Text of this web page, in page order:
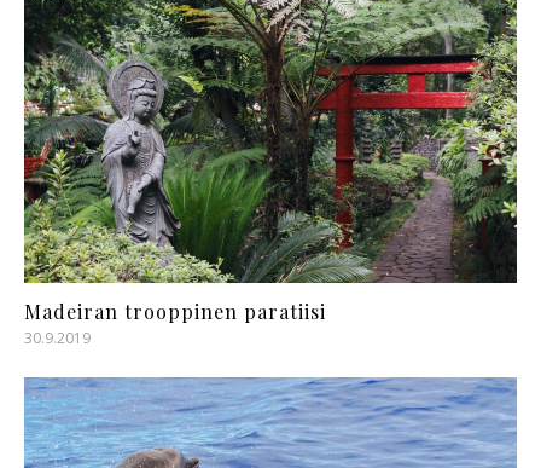
Madeiran trooppinen paratiisi
30.9.2019